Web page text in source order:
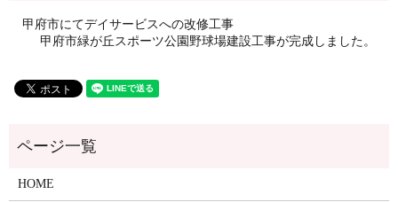
甲府市にてデイサービスへの改修工事
甲府市緑が丘スポーツ公園野球場建設工事が完成しました。
HOME